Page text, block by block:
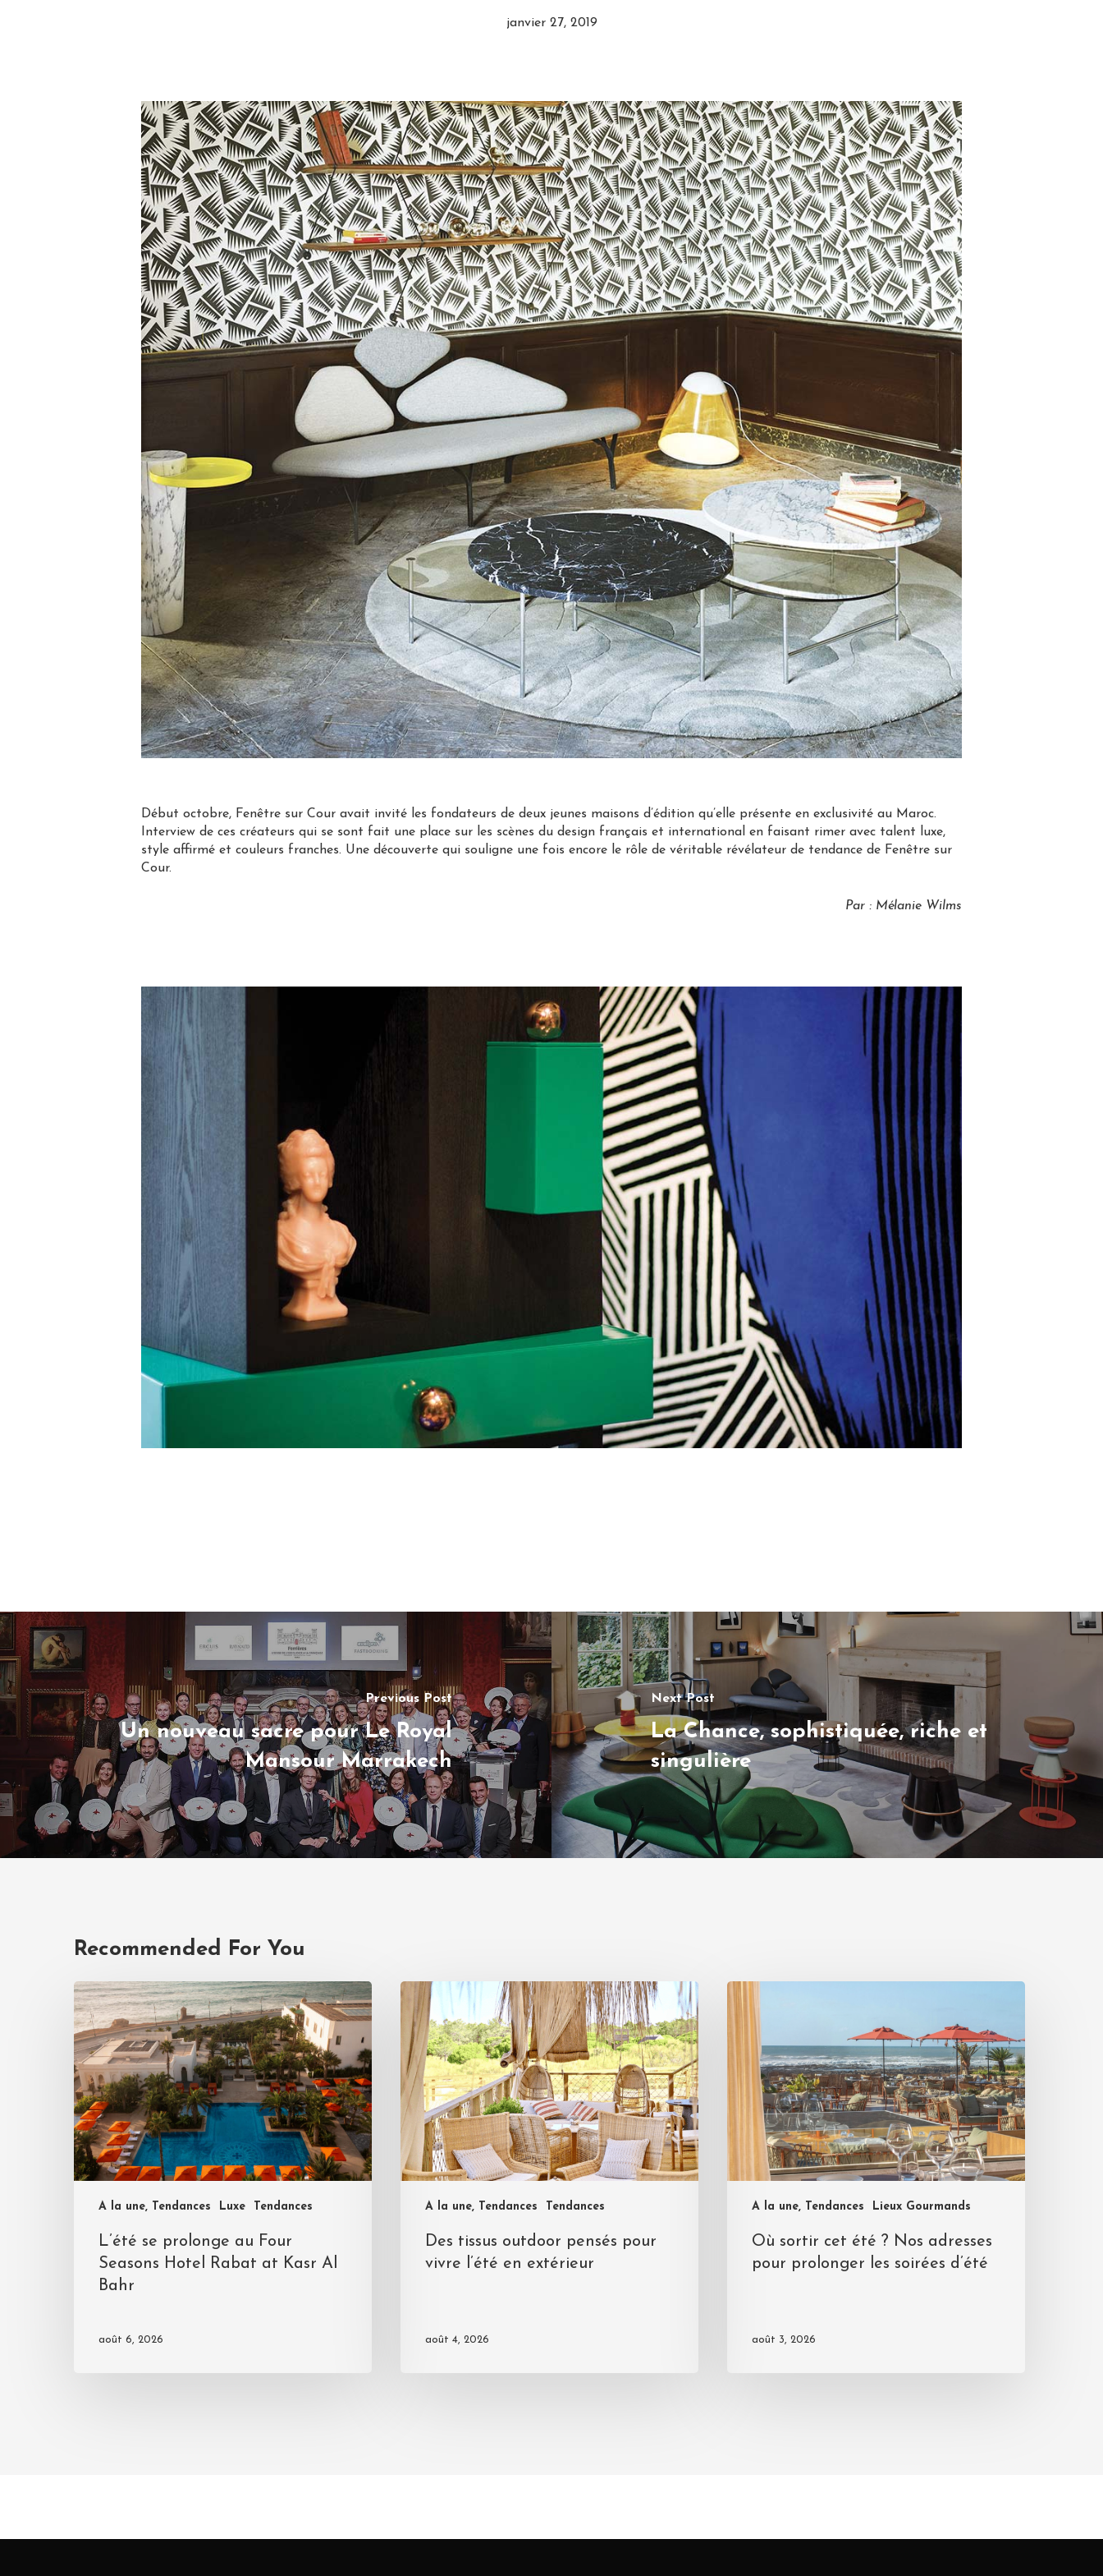
janvier 27, 2019
Début octobre, Fenêtre sur Cour avait invité les fondateurs de deux jeunes maisons d’édition qu’elle présente en exclusivité au Maroc.
Interview de ces créateurs qui se sont fait une place sur les scènes du design français et international en faisant rimer avec talent luxe,
style affirmé et couleurs franches. Une découverte qui souligne une fois encore le rôle de véritable révélateur de tendance de Fenêtre sur
Cour.
Par : Mélanie Wilms
Previous Post
Un nouveau sacre pour Le Royal
Mansour Marrakech
Next Post
La Chance, sophistiquée, riche et
singulière
Recommended For You
A la une, Tendances Luxe Tendances
L’été se prolonge au Four
Seasons Hotel Rabat at Kasr Al
Bahr
août 6, 2026
A la une, Tendances Tendances
Des tissus outdoor pensés pour
vivre l’été en extérieur
août 4, 2026
A la une, Tendances Lieux Gourmands
Où sortir cet été ? Nos adresses
pour prolonger les soirées d’été
août 3, 2026